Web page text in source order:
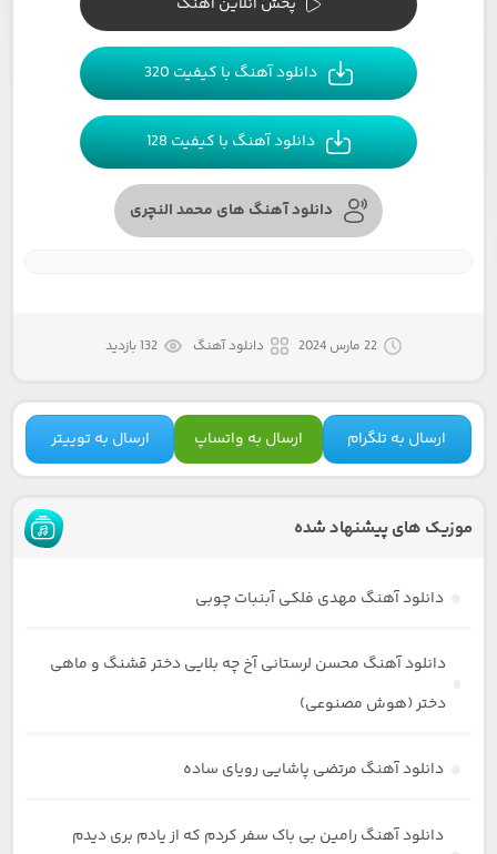
دانلود آهنگ با کیفیت 320
دانلود آهنگ با کیفیت 128
دانلود آهنگ های محمد النچری
22 مارس 2024 دانلود آهنگ 132 بازدید
ارسال به تلگرام ارسال به واتساپ ارسال به توییتر
موزیک های پیشنهاد شده
دانلود آهنگ مهدی فلکی آبنبات چوبی
دانلود آهنگ محسن لرستانی آخ چه بلایی دختر قشنگ و ماهی
دختر (هوش مصنوعی)
دانلود آهنگ مرتضی پاشایی رویای ساده
دانلود آهنگ رامین بی باک سفر کردم که از یادم بری دیدم